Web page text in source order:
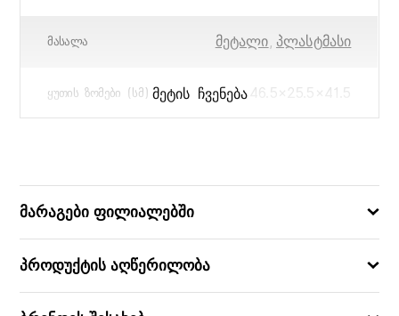
ᲛᲐᲡᲐᲚᲐ მეტალი, პლასტმასი
ᲧᲣᲗᲘᲡ ᲖᲝᲛᲔᲑᲘ (ᲡᲛ) 46.5×25.5×41.5
ᲛᲔᲢᲘᲡ ᲩᲕᲔᲜᲔᲑᲐ
მარაგები ფილიალებში
პროდუქტის აღწერილობა